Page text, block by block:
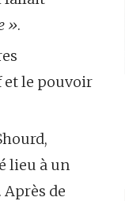
».
et le pouvoir
lieu à un
de